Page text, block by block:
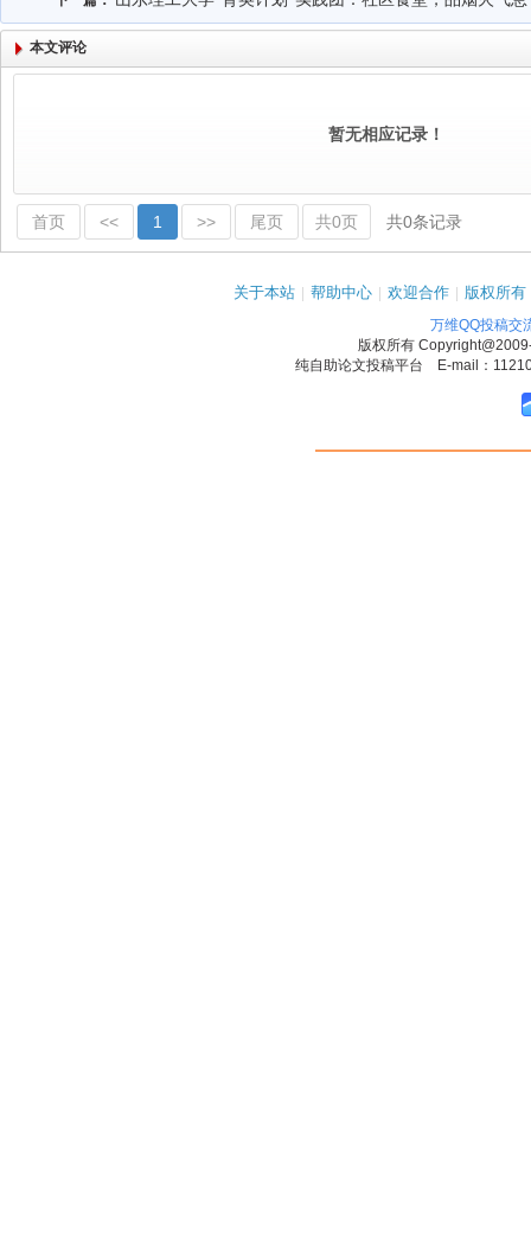
本文评论
暂无相应记录！
首页 << 1 >> 尾页 共0页 共0条记录
关于本站 | 帮助中心 | 欢迎合作 | 版权所有
万维QQ投稿交
版权所有
纯自助论文投稿平台 E-mail：